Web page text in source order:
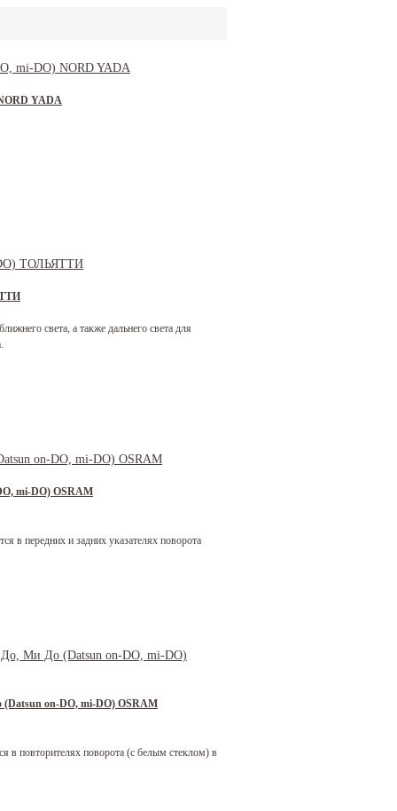
YADA
света, а также дальнего света для
mi-DO) OSRAM
в передних и задних указателях поворота
(Datsun on-DO, mi-DO) OSRAM
в повторителях поворота (с белым стеклом) в